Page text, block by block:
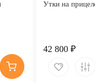
Утки на
42 800 ₽